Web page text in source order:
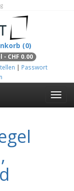
(0)
CHF 0.00
| Passwort